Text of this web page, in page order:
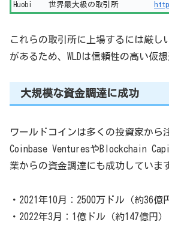
Huobi
世界最大級の取引所
これらの取引所に上場するには厳し
があるため、WLDは信頼性の高い仮
大規模な資金調達に成功
ワールドコインは多くの投資家から
Coinbase VenturesやBlockchain
業からの資金調達にも成功していま
・2021年10月：2500万ドル（約36億
・2022年3月：1億ドル（約147億円）